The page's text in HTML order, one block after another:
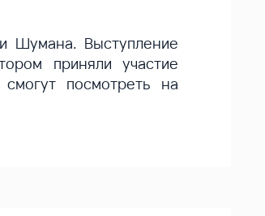
Шумана. Выступление
приняли участие
посмотреть на